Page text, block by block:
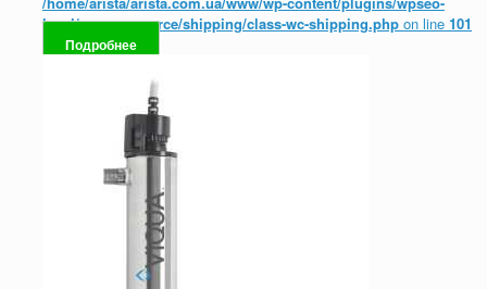
local/woocommerce/shipping/class-wc-shipping.php on line 101
Подробнее